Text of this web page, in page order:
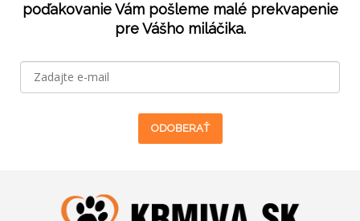
poďakovanie Vám pošleme malé prekvapenie
pre Vášho miláčika.
ODOBERAŤ